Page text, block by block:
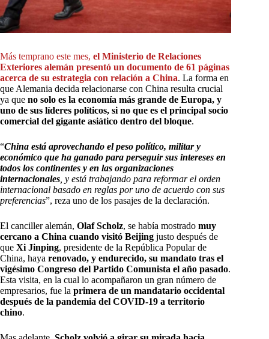
Más temprano este mes, el Ministerio de Relaciones
Exteriores alemán presentó un documento de 61 páginas
acerca de su estrategia con relación a China. La forma en
que Alemania decida relacionarse con China resulta crucial
ya que no solo es la economía más grande de Europa, y
uno de sus líderes políticos, si no que es el principal socio
comercial del gigante asiático dentro del bloque.
“China está aprovechando el peso político, militar y
económico que ha ganado para perseguir sus intereses en
todos los continentes y en las organizaciones
internacionales , y está trabajando para reformar el orden
internacional basado en reglas por uno de acuerdo con sus
preferencias”, reza uno de los pasajes de la declaración.
El canciller alemán, Olaf Scholz, se había mostrado muy
cercano a China cuando visitó Beijing justo después de
que Xi Jinping, presidente de la República Popular de
China, haya renovado, y endurecido, su mandato tras el
vigésimo Congreso del Partido Comunista el año pasado.
Esta visita, en la cual lo acompañaron un gran número de
empresarios, fue la primera de un mandatario occidental
después de la pandemia del COVID-19 a territorio
chino.